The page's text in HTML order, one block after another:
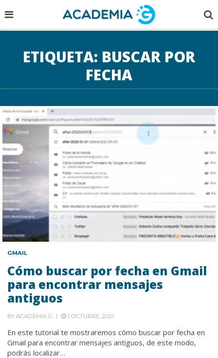
ETIQUETA: BUSCAR POR
FECHA
GMAIL
Cómo buscar por fecha en Gmail
para encontrar mensajes
antiguos
BY ACADEMIA G 1 OCTUBRE, 2021
En este tutorial te mostraremos cómo buscar por fecha en
Gmail para encontrar mensajes antiguos, de este modo,
podrás localizar…